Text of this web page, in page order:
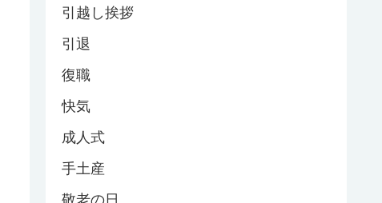
引越し挨拶
引退
復職
快気
成人式
手土産
敬老の日